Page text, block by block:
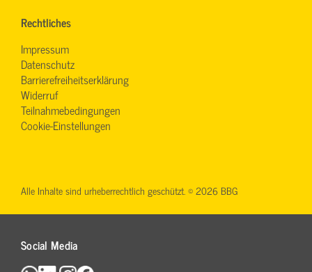
Rechtliches
Impressum
Datenschutz
Barrierefreiheitserklärung
Widerruf
Teilnahmebedingungen
Cookie-Einstellungen
Social Media
Alle Inhalte sind urheberrechtlich geschützt. © 2026 BBG